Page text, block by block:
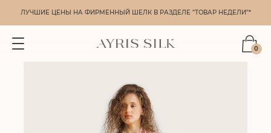
ЛУЧШИЕ ЦЕНЫ НА ФИРМЕННЫЙ ШЕЛК В РАЗДЕЛЕ "ТОВАР НЕДЕЛИ"*
0